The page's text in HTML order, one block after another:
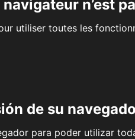
n’est
utiliser toutes les
de su
para poder utilizar